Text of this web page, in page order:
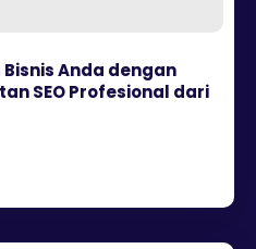
Anda dengan
SEO Profesional dari